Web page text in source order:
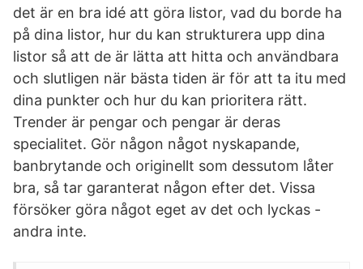
det är en bra idé att göra listor, vad du borde ha
på dina listor, hur du kan strukturera upp dina
listor så att de är lätta att hitta och användbara
och slutligen när bästa tiden är för att ta itu med
dina punkter och hur du kan prioritera rätt.
Trender är pengar och pengar är deras
specialitet. Gör någon något nyskapande,
banbrytande och originellt som dessutom låter
bra, så tar garanterat någon efter det. Vissa
försöker göra något eget av det och lyckas -
andra inte.